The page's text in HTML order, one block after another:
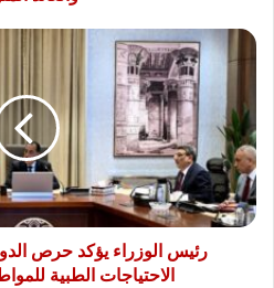
رئيس
الوزراء
حرص
الدولة
على
استدامة
توافر
الاحتياجات
رئيس الوزراء يؤكد حرص
الاحتياجات الطبية